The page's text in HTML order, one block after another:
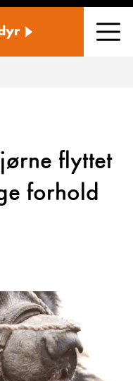
flyttet
forhold